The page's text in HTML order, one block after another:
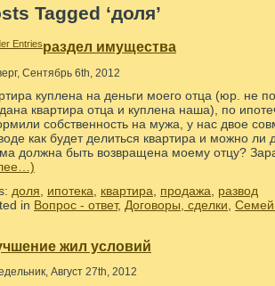
Tagged ‘доля’
Entriesраздел имущества
Сентябрь 6th, 2012
куплена на деньги моего отца (юр. не
квартира отца и куплена наша), по
собственность на мужа, у нас двое
как будет делиться квартира и можно ли
должна быть возвращена моему отцу?
доля ипотека квартира продажа
развод
in Вопрос - ответ, Договоры, сделки
жил условий
Август 27th, 2012